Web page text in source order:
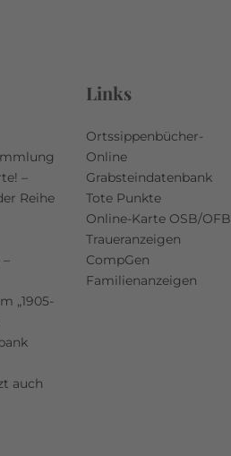
–
Reihe
–
„1905-
auch
Links
Ortssippenbücher-
Online
Grabsteindatenbank
Tote Punkte
Online-Karte OSB/OFB
Traueranzeigen
CompGen
Familienanzeigen